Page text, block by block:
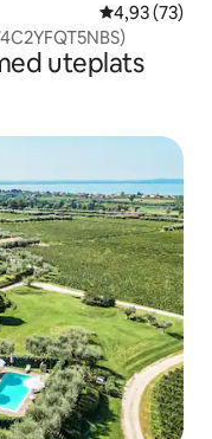
4,93 av 5 i
4,93 (73)
uteplats